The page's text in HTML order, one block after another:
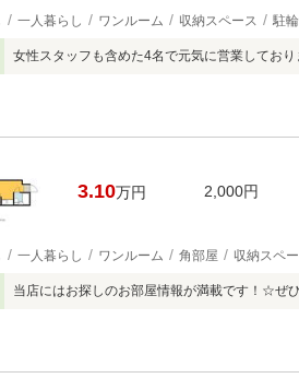
一人暮らし ワンルーム 収納スペース 駐
女性スタッフも含めた4名で元気に営業してお
3.10万円 2,000円
一人暮らし ワンルーム 角部屋 収納スペ
当店にはお探しのお部屋情報が満載です！☆ぜ